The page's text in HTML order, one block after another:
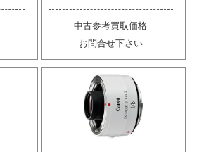
中古参考買取価格
お問合せ下さい